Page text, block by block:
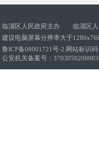
临淄区人民政府主办 临淄区人
建议电脑屏幕分辨率大于
鲁ICP备08001721号-2 网站标识
公安机关备案号：